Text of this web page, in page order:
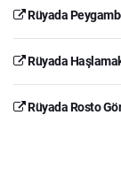
Rüyada
Rüyada
Rüyada Rosto